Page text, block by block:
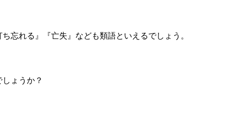
忘れる』『亡失』なども類語といえるでしょう。
ょうか？